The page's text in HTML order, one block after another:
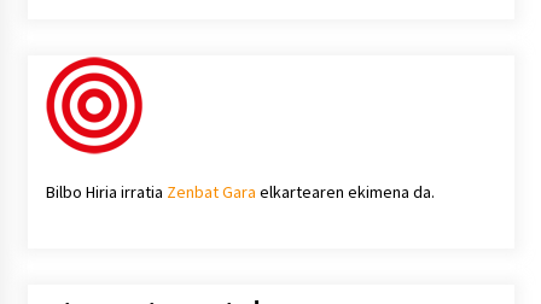
Bilbo Hiria irratia Zenbat Gara elkartearen ekimena da.